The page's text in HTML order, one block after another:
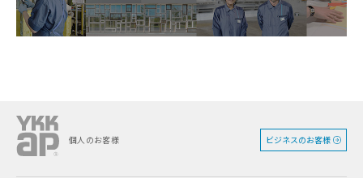
個人のお客様 ビジネスのお客様